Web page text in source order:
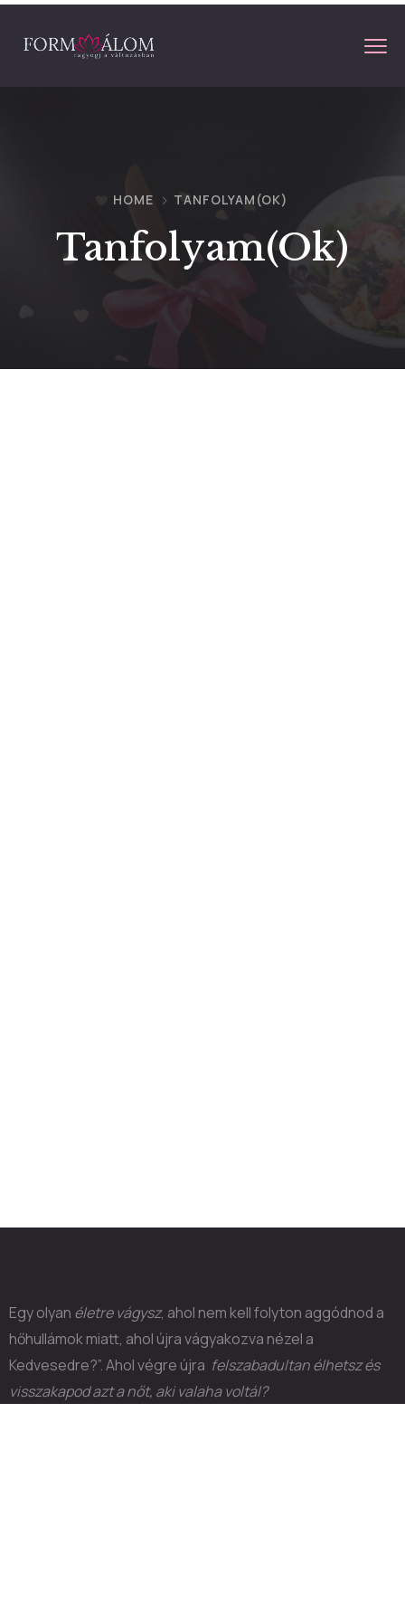
HOME TANFOLYAM(OK)
Tanfolyam(ok)
Egy olyan életre vágysz, ahol nem kell folyton aggódnod a
hőhullámok miatt, ahol újra vágyakozva nézel a
Kedvesedre?”. Ahol végre újra felszabadultan élhetsz és
visszakapod azt a nőt, aki valaha voltál?